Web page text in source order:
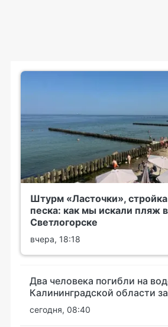
Штурм «Ласточки»,
песка: как мы искали пляж в
Светлогорске
вчера, 18:18
Два человека погибли на
Калининградской области
сегодня, 08:40